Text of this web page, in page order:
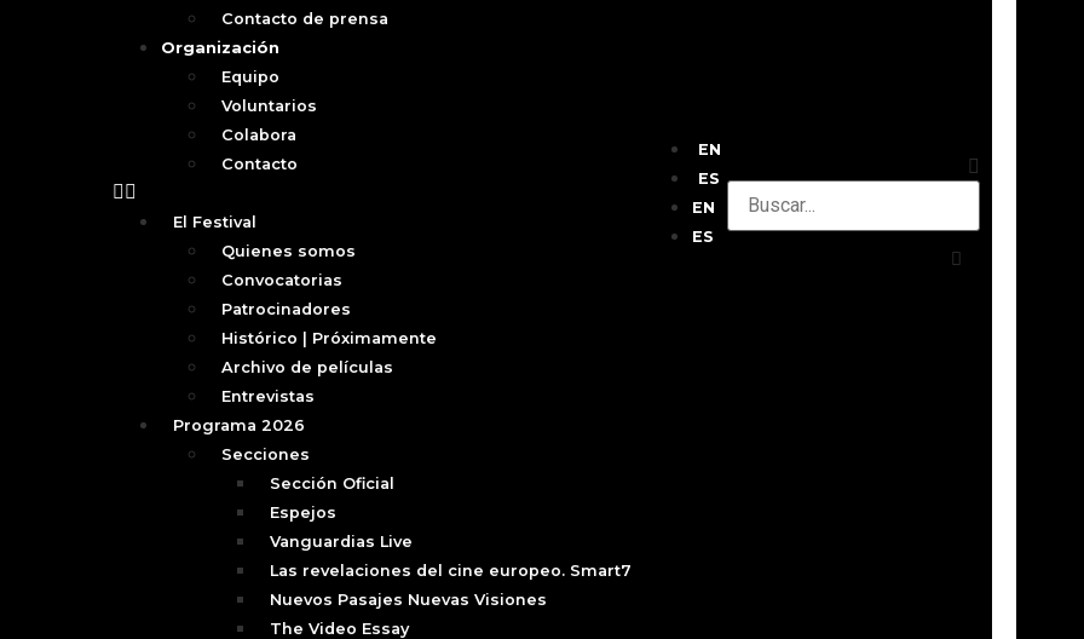
Contacto de prensa
Organización
Equipo
Voluntarios
Colabora
Contacto
El Festival
Quienes somos
Convocatorias
Patrocinadores
Histórico | Próximamente
Archivo de películas
Entrevistas
Programa 2026
Secciones
Sección Oficial
Espejos
Vanguardias Live
Las revelaciones del cine europeo. Smart7
Nuevos Pasajes Nuevas Visiones
The Video Essay
EN
ES
EN
ES